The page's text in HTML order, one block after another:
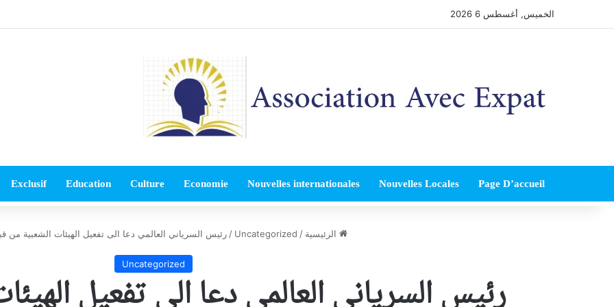
الخميس, أغسطس 6 2026
Page D’accueil
Nouvelles Locales
Nouvelles internationales
Economie
Culture
Education
Exclusif
الرئيسية /
Uncategorized
/ رئيس السرياني العالمي دعا الى تفعيل الهيئات الشعبية من
Uncategorized
رئيس السرياني العالمي دعا الى تفعيل